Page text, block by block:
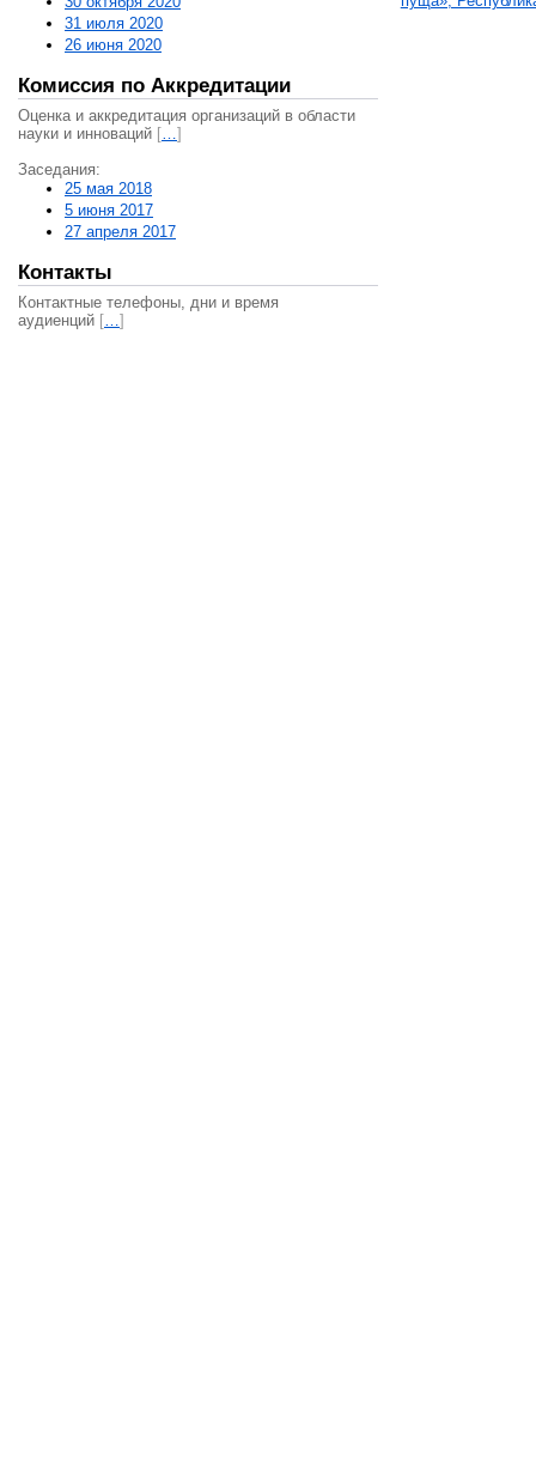
31 июля 2020
26 июня 2020
Комиссия по Аккредитации
Оценка и аккредитация организаций в области
науки и инноваций […]
Заседания:
25 мая 2018
5 июня 2017
27 апреля 2017
Контакты
Контактные телефоны, дни и время
аудиенций […]